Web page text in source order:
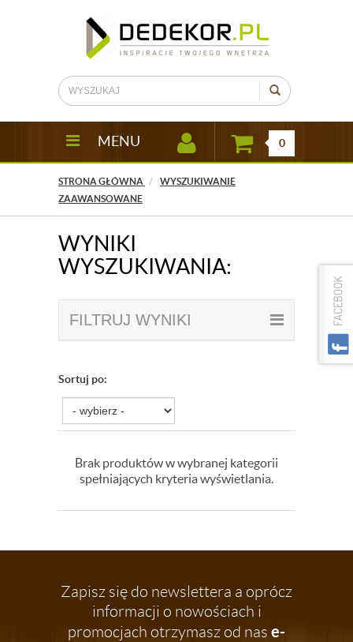
MENU 0
STRONA GŁÓWNA
WYSZUKIWANIE
ZAAWANSOWANE
WYNIKI
WYSZUKIWANIA:
FILTRUJ WYNIKI
Sortuj po:
Brak produktów w wybranej kategorii
spełniających kryteria wyświetlania.
Zapisz się do newslettera a oprócz
informacji o nowościach i
promocjach otrzymasz od nas e-